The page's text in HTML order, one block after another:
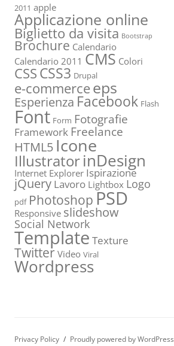
2011 apple
Applicazione online
Biglietto da visita Bootstrap
Brochure Calendario
Calendario 2011 CMS Colori
CSSCSS3 Drupal
e-commerceeps
Esperienza Facebook Flash
Font Form Fotografie
Framework Freelance
HTML5 Icone
IllustratorinDesign
Internet Explorer Ispirazione
jQuery Lavoro Lightbox Logo
pdf PhotoshopPSD
Responsive slideshow
Social Network
Template Texture
TwitterVideo Viral
Wordpress
Privacy Policy Proudly powered by WordPress